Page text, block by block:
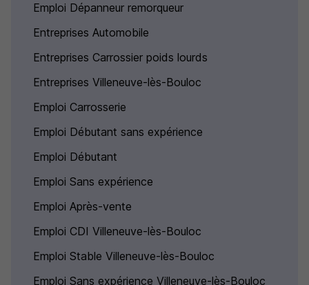
Emploi Dépanneur remorqueur
Entreprises Automobile
Entreprises Carrossier poids lourds
Entreprises Villeneuve-lès-Bouloc
Emploi Carrosserie
Emploi Débutant sans expérience
Emploi Débutant
Emploi Sans expérience
Emploi Après-vente
Emploi CDI Villeneuve-lès-Bouloc
Emploi Stable Villeneuve-lès-Bouloc
Emploi Sans expérience Villeneuve-lès-Bouloc